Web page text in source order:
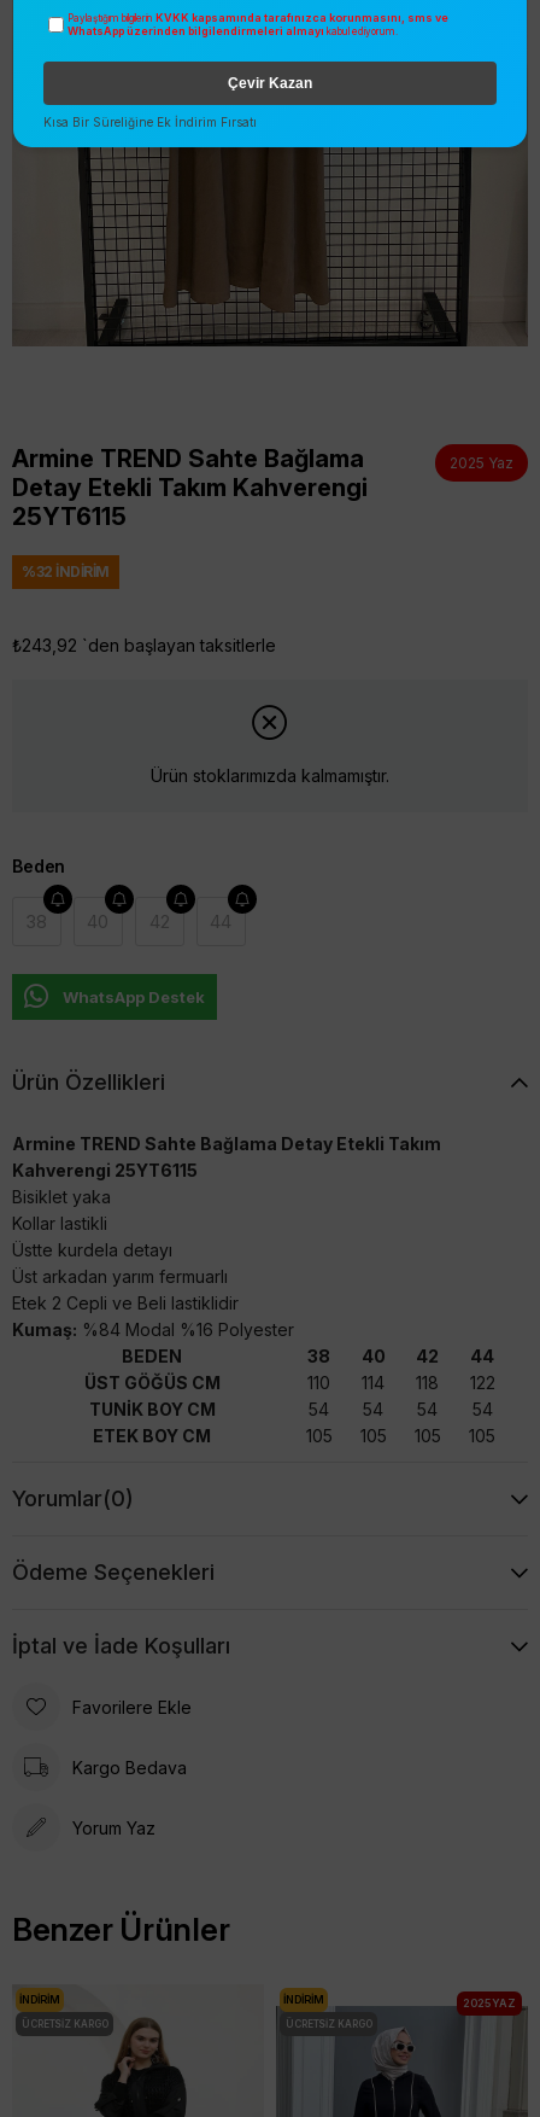
Armine TREND Sahte Bağlama
Detay Etekli Takım Kahverengi
25YT6115
2025 Yaz
%32 İNDIRIM
₺243,92 `den başlayan taksitlerle
Ürün stoklarımızda kalmamıştır.
Beden
38 40 42 44
WhatsApp Destek
Ürün Özellikleri
Armine TREND Sahte Bağlama Detay Etekli Takım
Kahverengi 25YT6115
Bisiklet yaka
Kollar lastikli
Üstte kurdela detayı
Üst arkadan yarım fermuarlı
Etek 2 Cepli ve Beli lastiklidir
Kumaş: %84 Modal %16 Polyester
BEDEN
38 40 42
44
ÜST GÖĞÜS CM
110 114 118
122
TUNİK BOY CM
54 54 54
54
ETEK BOY CM
105 105 105 105
Yorumlar(0)
Ödeme Seçenekleri
İptal ve İade Koşulları
Favorilere Ekle
Kargo Bedava
Yorum Yaz
Benzer Ürünler
İNDIRIM
ÜCRETSIZ KARGO
İNDIRIM
ÜCRETSIZ KARGO
2025 YAZ
Paylaştığım bilgilerin KVKK kapsamında tarafınızca korunmasını, sms ve
WhatsApp üzerinden bilgilendirmeleri almayı kabul ediyorum.
Çevir Kazan
Kısa Bir Süreliğine Ek İndirim Fırsatı